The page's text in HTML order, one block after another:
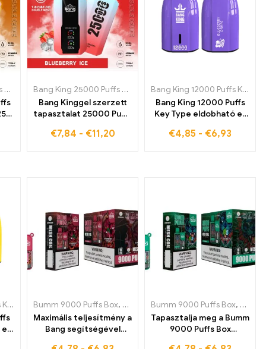
e-cigaretta Görögországban
Eldobható e-cigaretta
e-cigaretta,Eldobható e-cigaretta Finnországban,Eldobható e-
Bang King 25000 Puffs nagy képernyő B25 ,Eldobható e-cigaretta Belgiumban, Eldobható
Bang King 25000 Puffs nagy képernyő B25 ,Eldobható e-
Bang Kinggel szerzett
tapasztalat 25000 Puffs
eldobható e-cigaretta
€7,84 - €11,20
Bang King 12000 Puffs Key Type
Bang King 12000 Puffs
Key Type eldobható e-
minőségű teljesítmény
€4,85 - €6,93
Magyarországon
Finnországban,Eldobható e-cigaretta Magyarországon
Bang King 12000 Puffs Key Type ,Eldobható e-cigaretta Finnországban,Eldobható e-
e-
Bumm 9000 Puffs Box, Eldobható e-cigaretta Dániában,
Maximális teljesítmény a
Bang segítségével
Bumm 9000 Puffs Box,
Tapasztalja meg a Bumm
9000 Puffs Box